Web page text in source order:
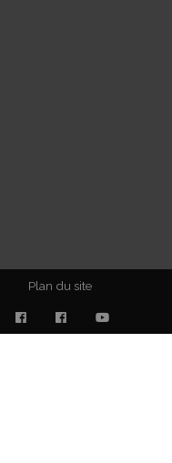
Plan du site